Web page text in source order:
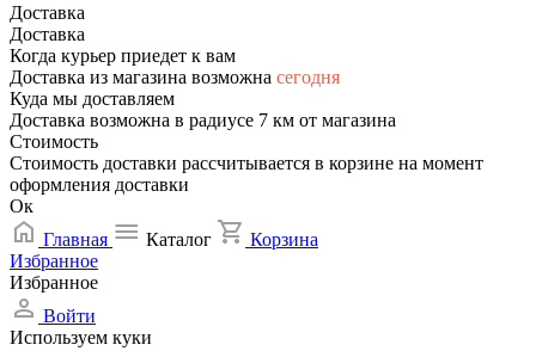
Доставка
Доставка
Когда курьер приедет к вам
Доставка из магазина возможна сегодня
Куда мы доставляем
Доставка возможна в радиусе 7 км от магазина
Стоимость
Стоимость доставки рассчитывается в корзине на момент
оформления доставки
Ок
Главная
Каталог
Корзина
Избранное
Избранное
Войти
Используем куки